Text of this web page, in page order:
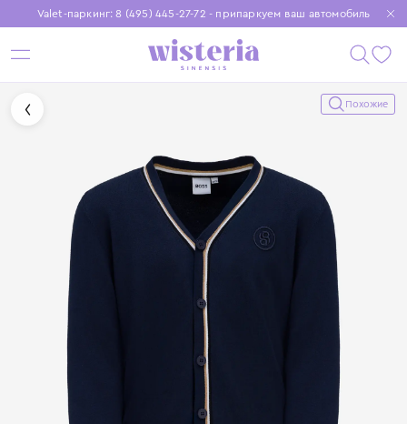
Valet-паркинг: 8 (495) 445-27-72 - припаркуем ваш автомобиль
Бесплатная доставка при заказе от 15 000 ₽
Установите приложение, чтобы покупки были еще удобнее
Похожие